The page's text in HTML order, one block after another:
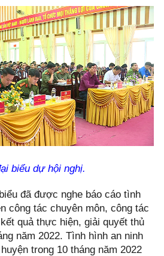
biểu dự hội nghị.
đã được nghe báo cáo tình
công tác chuyên môn, công tác
quả thực hiện, giải quyết thủ
năm 2022. Tình hình an ninh
trong 10 tháng năm 2022